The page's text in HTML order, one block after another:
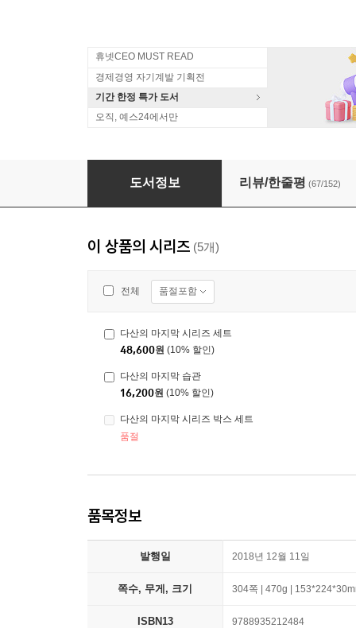
휴넷CEO MUST READ
경제경영 자기계발 기획전
기간 한정 특가 도서
오직, 예스24에서만
다산의 마지막 공부
도서정보 리뷰/한줄평 (67/152)
이 상품의 시리즈 (5개)
전체 품절포함
다산의 마지막 시리즈 세트
48,600원 (10% 할인)
다산의 마지막 습관
16,200원 (10% 할인)
다산의 마지막 시리즈 박스 세트
품절
품목정보
발행일 2018년 12월 11일
쪽수, 무게, 크기 304쪽 | 470g |
ISBN13 9788935212484